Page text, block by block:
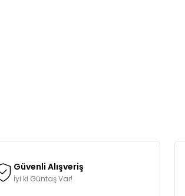
Güvenli Alışveriş
İyi ki Güntaş Var!